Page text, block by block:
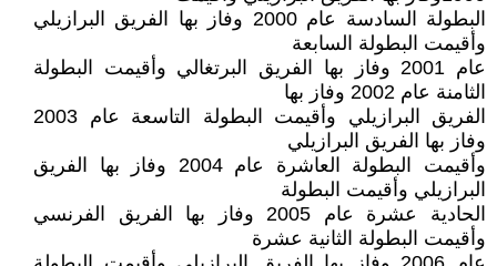
البطولة السادسة عام 2000 وفاز بها الفريق البرازيلي
وأقيمت البطولة السابعة
عام 2001 وفاز بها الفريق البرتغالي وأقيمت البطولة
الثامنة عام 2002 وفاز بها
الفريق البرازيلي وأقيمت البطولة التاسعة عام 2003
وفاز بها الفريق البرازيلي
وأقيمت البطولة العاشرة عام 2004 وفاز بها الفريق
البرازيلي وأقيمت البطولة
الحادية عشرة عام 2005 وفاز بها الفريق الفرنسي
وأقيمت البطولة الثانية عشرة